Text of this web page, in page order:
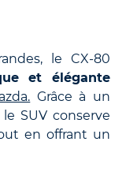
le CX-80
et élégante
Grâce à un
SUV conserve
en offrant un